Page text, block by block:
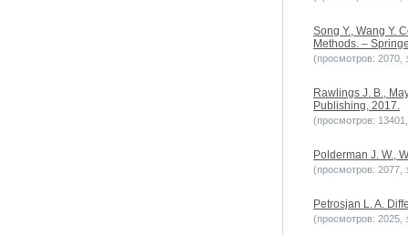
Song Y., Wang Y.
Methods. –
(просмотров: 2070,
Rawlings J. B.,
Publishing, 2017.
(просмотров:
Polderman J. W.,
(просмотров: 2077,
Petrosjan L. A.
(просмотров: 2025,